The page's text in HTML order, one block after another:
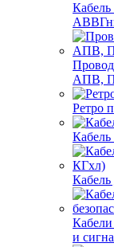
АПВ,
Ретро
Кабель
и